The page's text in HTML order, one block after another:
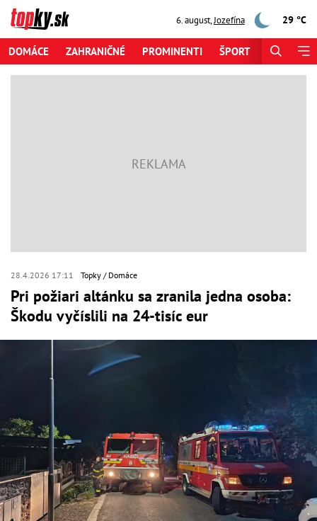
6. august,Jozefína 29 °C
DOMÁCE ZAHRANIČNÉ PROMINENTI ŠPORT
28.4.2026 17:11 Topky Domáce
Pri požiari altánku sa zranila jedna osoba:
Škodu vyčíslili na 24-tisíc eur